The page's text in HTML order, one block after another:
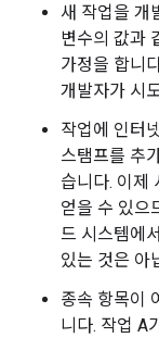
새 작업을 개
변수의 값과
가정을 합니
개발자가 시
작업에 인터
스탬프를 추
습니다. 이제
얻을 수 있으
드 시스템에
있는 것은 아
종속 항목이
니다. 작업 A